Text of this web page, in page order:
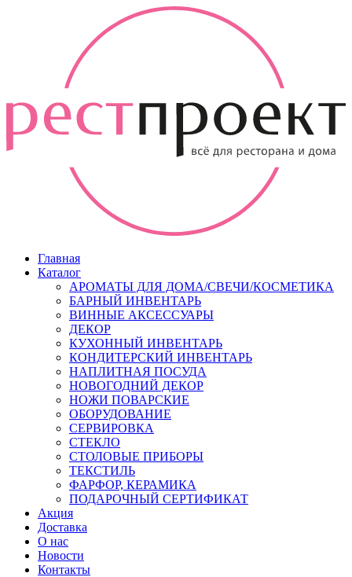
Главная
Каталог
АРОМАТЫ ДЛЯ ДОМА/СВЕЧИ/КОСМЕТИКА
БАРНЫЙ ИНВЕНТАРЬ
ВИННЫЕ АКСЕССУАРЫ
ДЕКОР
КУХОННЫЙ ИНВЕНТАРЬ
КОНДИТЕРСКИЙ ИНВЕНТАРЬ
НАПЛИТНАЯ ПОСУДА
НОВОГОДНИЙ ДЕКОР
НОЖИ ПОВАРСКИЕ
ОБОРУДОВАНИЕ
СЕРВИРОВКА
СТЕКЛО
СТОЛОВЫЕ ПРИБОРЫ
ТЕКСТИЛЬ
ФАРФОР, КЕРАМИКА
ПОДАРОЧНЫЙ СЕРТИФИКАТ
Акция
Доставка
О нас
Новости
Контакты